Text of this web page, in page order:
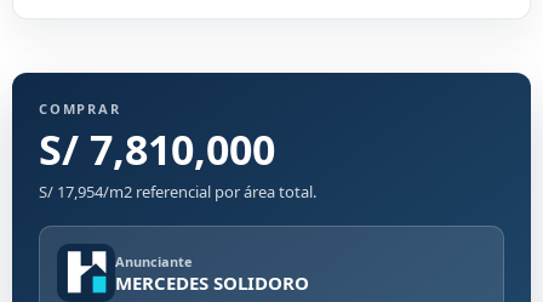
COMPRAR
S/ 7,810,000
S/ 17,954/m2 referencial por área total.
Anunciante
MERCEDES SOLIDORO